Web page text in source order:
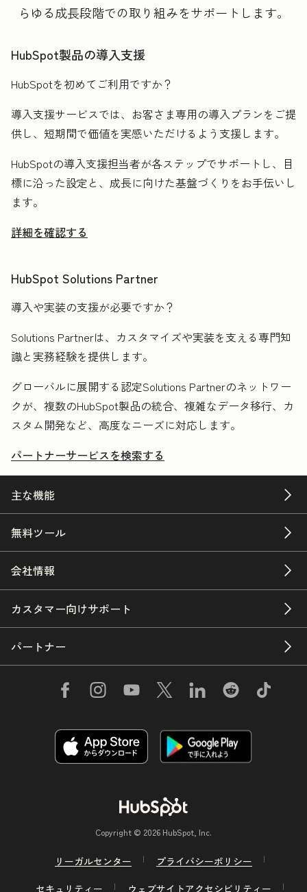
らゆる成長段階での取り組みをサポートします。
HubSpot製品の導入支援
HubSpotを初めてご利用ですか？
導入支援サービスでは、お客さま専用の導入プランをご提
供し、短期間で価値を実感いただけるよう支援します。
HubSpotの導入支援担当者が各ステップでサポートし、目
標に沿った設定と、成長に向けた基盤づくりをお手伝いし
ます。
詳細を確認する
HubSpot Solutions Partner
導入や実装の支援が必要ですか？
Solutions Partnerは、カスタマイズや実装を支える専門知
識と実務経験を提供します。
グローバルに展開する認定Solutions Partnerのネットワー
クが、複数のHubSpot製品の統合、複雑なデータ移行、カ
スタム開発など、高度なニーズに対応します。
パートナーサービスを検索する
主な機能
無料ツール
会社情報
カスタマー向けサポート
パートナー
Copyright © 2026 HubSpot, Inc.
リーガルセンター
プライバシーポリシー
セキュリティー
ウェブサイトアクセシビリティー